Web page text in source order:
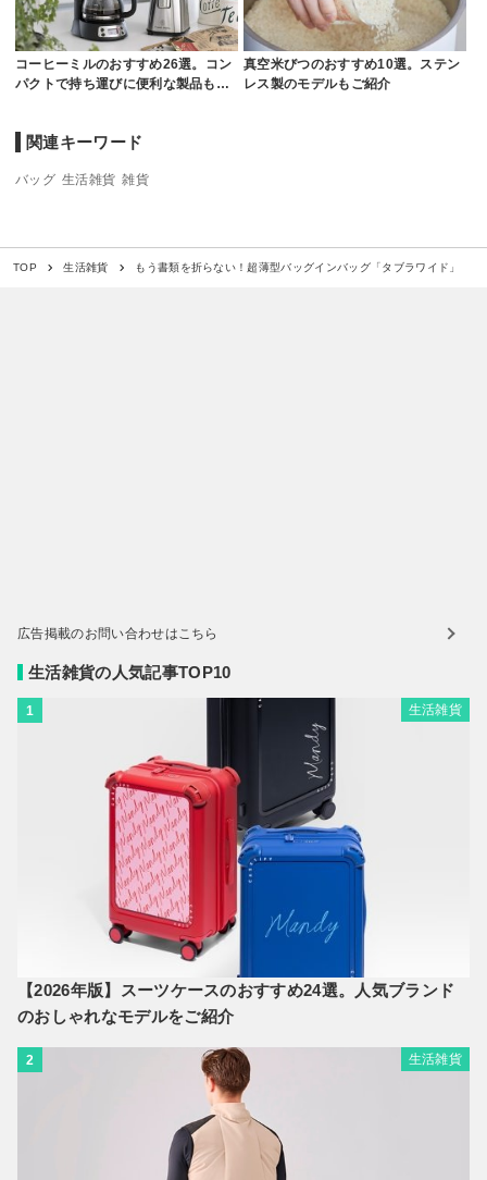
コーヒーミルのおすすめ26選。コン
パクトで持ち運びに便利な製品も…
真空米びつのおすすめ10選。ステン
レス製のモデルもご紹介
関連キーワード
バッグ 生活雑貨 雑貨
TOP 生活雑貨 もう書類を折らない！超薄型バッグインバッグ「タブラワイド」
広告掲載のお問い合わせはこちら
生活雑貨の人気記事TOP10
1 生活雑貨
【2026年版】スーツケースのおすすめ24選。人気ブランド
のおしゃれなモデルをご紹介
2 生活雑貨